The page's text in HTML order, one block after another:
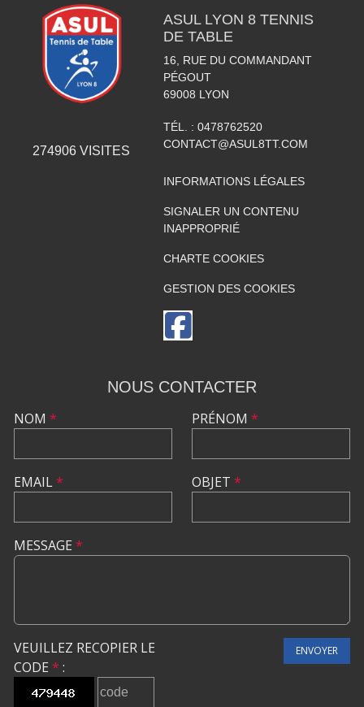
274906 VISITES
ASUL LYON 8 TENNIS
DE TABLE
16, RUE DU COMMANDANT
PÉGOUT
69008 LYON
TÉL. : 0478762520
CONTACT@ASUL8TT.COM
INFORMATIONS LÉGALES
SIGNALER UN CONTENU
INAPPROPRIÉ
CHARTE COOKIES
GESTION DES COOKIES
NOUS CONTACTER
NOM *
EMAIL*
PRÉNOM *
OBJET *
MESSAGE *
VEUILLEZ RECOPIER LE
CODE * :
ENVOYER